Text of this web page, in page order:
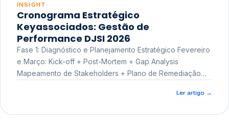
INSIGHT
Cronograma Estratégico
Keyassociados: Gestão de
Performance DJSI 2026
Fase 1: Diagnóstico e Planejamento Estratégico Fevereiro
e Março: Kick-off + Post-Mortem + Gap Analysis
Mapeamento de Stakeholders + Plano de Remediação
Ler artigo →